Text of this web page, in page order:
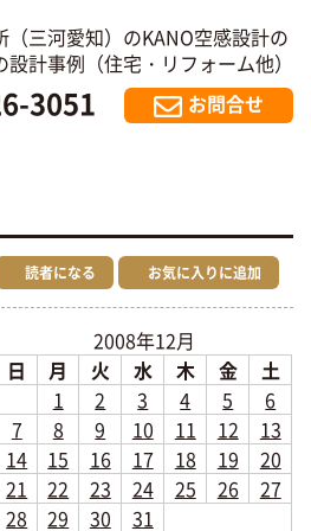
三河愛知）のKANO空感設計の
計事例（住宅・リフォーム他）
3051 お問合せ
読者になる お気に入りに追加
2008年12月
日
月 火 水 木 金 土
1 2 3 4 5
6
7
8 9 10 11 12
13
14
15 16 17 18 19
20
21
22 23 24 25 26
27
28
29 30 31